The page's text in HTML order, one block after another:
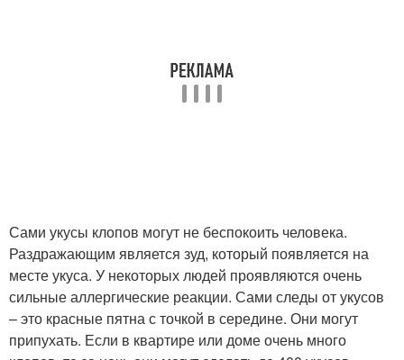
Сами укусы клопов могут не беспокоить человека.
Раздражающим является зуд, который появляется на
месте укуса. У некоторых людей проявляются очень
сильные аллергические реакции. Сами следы от укусов
– это красные пятна с точкой в середине. Они могут
припухать. Если в квартире или доме очень много